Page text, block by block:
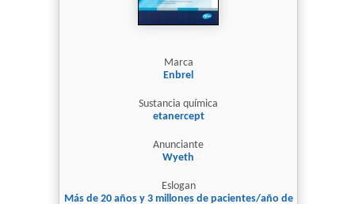
Marca
Enbrel
Sustancia química
etanercept
Anunciante
Wyeth
Eslogan
Más de 20 años y 3 millones de pacientes/año de